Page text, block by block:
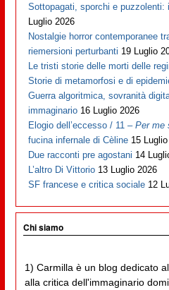
Sottopagati, sporchi e
Luglio 2026
Nostalgie horror contemporanee
riemersioni perturbanti 19 Luglio
Le tristi storie delle morti delle
Storie di metamorfosi e di
Guerra algoritmica, sovranità
immaginario 16 Luglio 2026
Elogio dell’eccesso / 11 –Per me
fucina infernale di Cèline 15
Due racconti pre agostani 14
L’altro Di Vittorio 13 Luglio 2026
SF francese e critica sociale 12
Chi siamo
1) Carmilla è un blog dedicato
alla critica dell'immaginario